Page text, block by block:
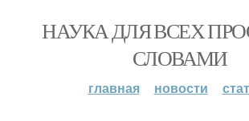
НАУКА ДЛЯ ВСЕХ
СЛОВАМИ
главная новости